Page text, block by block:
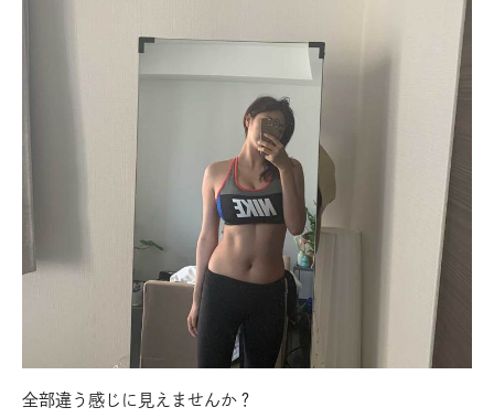
全部違う感じに見えませんか？